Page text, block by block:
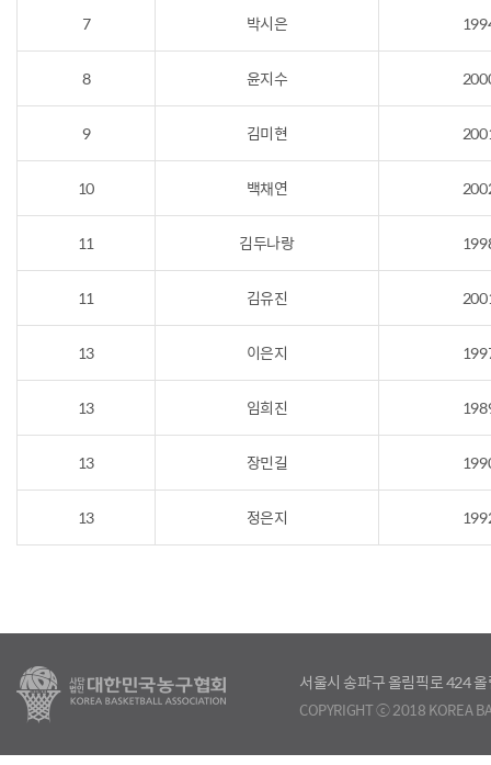
7 박시은
8 윤지수
9 김미현
10 백채연
11 김두나랑
11 김유진
13 이은지
13 임희진
13 장민길
13 정은지
서울시 송파구 올림픽로 424
COPYRIGHT ⓒ 2018 KOREA